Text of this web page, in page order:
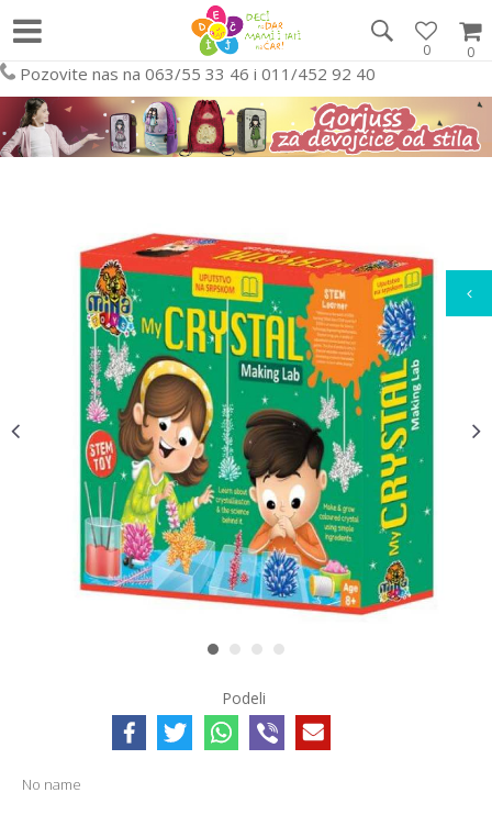
0
0
Pozovite nas na 063/55 33 46 i 011/452 92 40
1 2 3 4
Podeli
No name